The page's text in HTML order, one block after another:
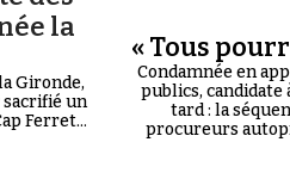
la
Gironde,
un
Ferret...
« Tous
Condamnée en
publics, candidate
tard : la
procureurs